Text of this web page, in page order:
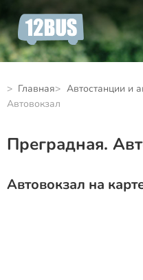
Главная Автостанции и
Автовокзал
Преградная.
Автовокзал на